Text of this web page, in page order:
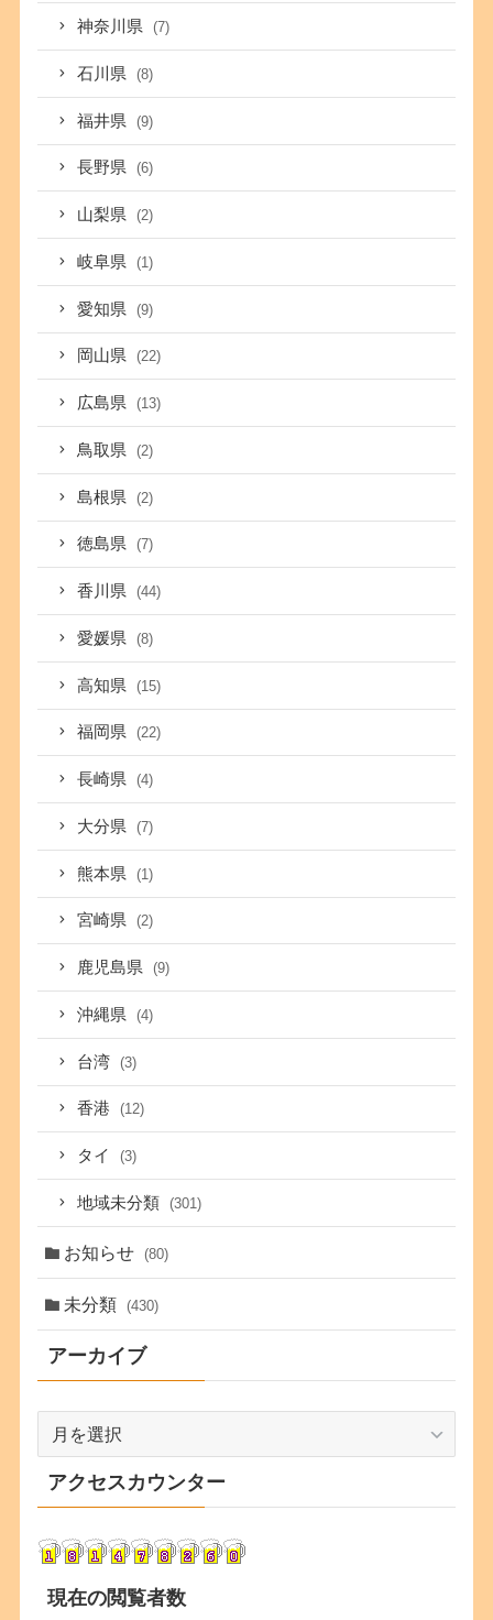
神奈川県 (7)
石川県 (8)
福井県 (9)
長野県 (6)
山梨県 (2)
岐阜県 (1)
愛知県 (9)
岡山県 (22)
広島県 (13)
鳥取県 (2)
島根県 (2)
徳島県 (7)
香川県 (44)
愛媛県 (8)
高知県 (15)
福岡県 (22)
長崎県 (4)
大分県 (7)
熊本県 (1)
宮崎県 (2)
鹿児島県 (9)
沖縄県 (4)
台湾 (3)
香港 (12)
タイ (3)
地域未分類 (301)
お知らせ (80)
未分類 (430)
アーカイブ
カ
イ
アクセスカウンター
現在の閲覧者数